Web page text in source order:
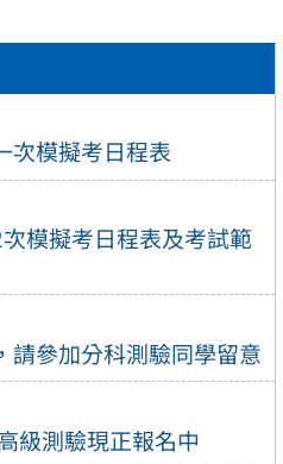
次模擬考日程表
模擬考日程表及考試範
請參加分科測驗同學留意
級測驗現正報名中